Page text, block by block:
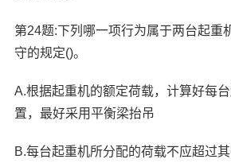
第24题:下列哪一项行为属于两台起重
守的规定()。
A.根据起重机的额定荷载，计算好每
置，最好采用平衡梁抬吊
B.每台起重机所分配的荷载不应超过